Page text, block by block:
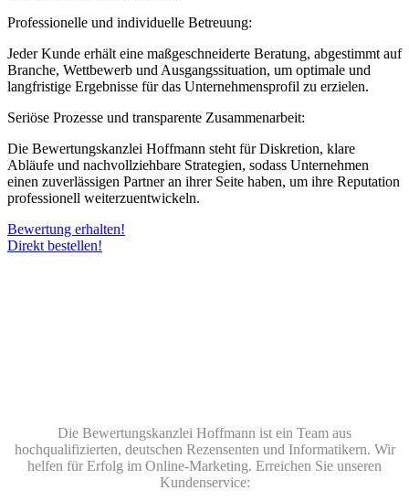
Professionelle und individuelle Betreuung:
Jeder Kunde erhält eine maßgeschneiderte Beratung, abgestimmt auf
Branche, Wettbewerb und Ausgangssituation, um optimale und
langfristige Ergebnisse für das Unternehmensprofil zu erzielen.
Seriöse Prozesse und transparente Zusammenarbeit:
Die Bewertungskanzlei Hoffmann steht für Diskretion, klare
Abläufe und nachvollziehbare Strategien, sodass Unternehmen
einen zuverlässigen Partner an ihrer Seite haben, um ihre Reputation
professionell weiterzuentwickeln.
Bewertung erhalten!
Direkt bestellen!
Die Bewertungskanzlei Hoffmann ist ein Team aus
hochqualifizierten, deutschen Rezensenten und Informatikern. Wir
helfen für Erfolg im Online-Marketing. Erreichen Sie unseren
Kundenservice: